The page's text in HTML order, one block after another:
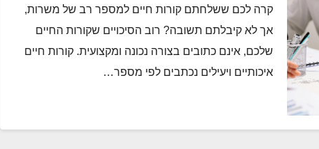
קרה לכם ששלחתם קורות חיים למספר רב של משרות,
אך לא קיבלתם תשובה? רוב הסיכויים שקורות החיים
שלכם, אינם כתובים בצורה נכונה ומקצועית. קורות חיים
איכותיים ויעילים נכתבים לפי מספר…